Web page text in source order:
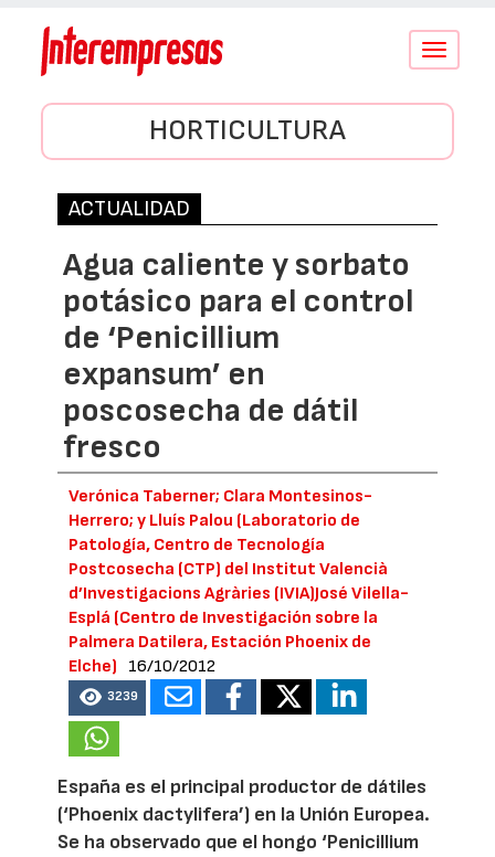
Conmutar
HORTICULTURA
ACTUALIDAD
Agua caliente y sorbato
potásico para el control
de ‘Penicillium
expansum’ en
poscosecha de dátil
fresco
Verónica Taberner; Clara Montesinos-
Herrero; y Lluís Palou (Laboratorio de
Patología, Centro de Tecnología
Postcosecha (CTP) del Institut Valencià
d’Investigacions Agràries (IVIA)José Vilella-
Esplá (Centro de Investigación sobre la
Palmera Datilera, Estación Phoenix de
Elche)
16/10/2012
3239
España es el principal productor de dátiles
(‘Phoenix dactylifera’) en la Unión Europea.
Se ha observado que el hongo ‘Penicillium